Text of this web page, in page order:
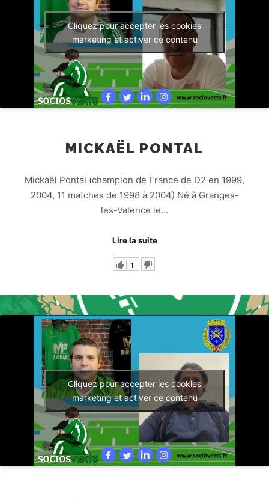
Cliquez pour accepter les cookies
marketing et activer ce contenu
MICKAËL PONTAL
Mickaël Pontal (champion de France de D2 en 1999,
2004, 11 matches de 1998 à 2004) Né à Granges-
les-Valence le…
Lire la suite
1
Cliquez pour accepter les cookies
marketing et activer ce contenu